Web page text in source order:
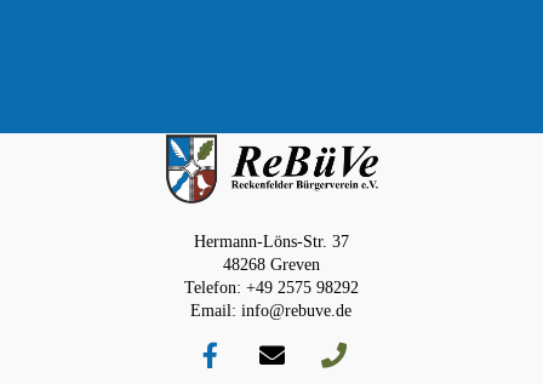
Hermann-Löns-Str. 37
48268 Greven
Telefon: +49 2575 98292
Email: info@rebuve.de